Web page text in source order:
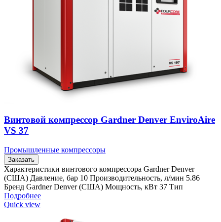
Винтовой компрессор Gardner Denver EnviroAire
VS 37
Промышленные компрессоры
Заказать
Характеристики винтового компрессора Gardner Denver
(США) Давление, бар 10 Производительность, л/мин 5.86
Бренд Gardner Denver (США) Мощность, кВт 37 Тип
Подробнее
Quick view